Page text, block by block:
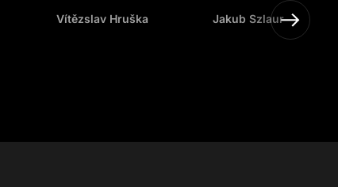
Vítězslav Hruška Jakub Szlaur